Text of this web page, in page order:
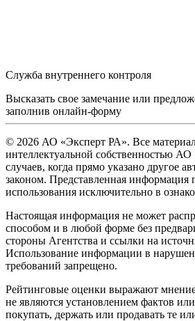
Служба внутреннего контроля
Высказать свое замечание или
заполнив онлайн-форму
© 2026 АО «Эксперт РА». Все
интеллектуальной собственностью
случаев, когда прямо указано другое
законом. Представленная информация
использования исключительно в
Настоящая информация не может
способом и в любой форме без
стороны Агентства и ссылки на
Использование информации в
требований запрещено.
Рейтинговые оценки выражают
не являются установлением фактов
покупать, держать или продавать те